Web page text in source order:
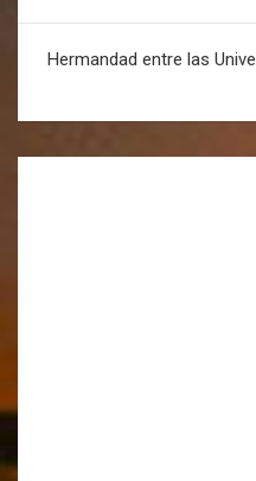
Hermandad entre las